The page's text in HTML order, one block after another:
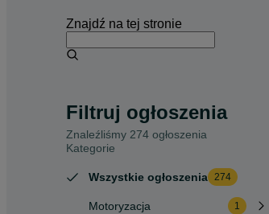
Znajdź na tej stronie
Filtruj ogłoszenia
Znaleźliśmy 274 ogłoszenia
Kategorie
Wszystkie ogłoszenia 274
Motoryzacja 1